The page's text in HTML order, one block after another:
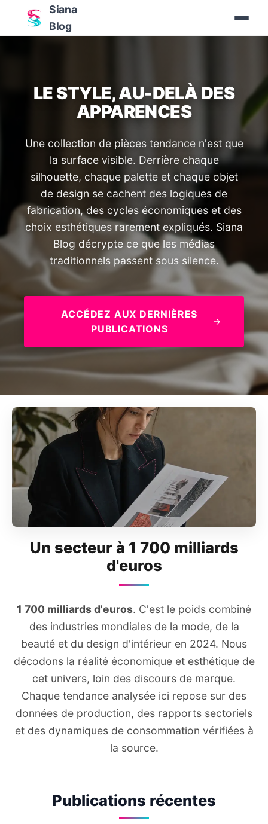
Siana
Blog
LE STYLE, AU-DELÀ DES
APPARENCES
Une collection de pièces tendance n'est que
la surface visible. Derrière chaque
silhouette, chaque palette et chaque objet
de design se cachent des logiques de
fabrication, des cycles économiques et des
choix esthétiques rarement expliqués. Siana
Blog décrypte ce que les médias
traditionnels passent sous silence.
ACCÉDEZ AUX DERNIÈRES
PUBLICATIONS
Un secteur à 1 700 milliards
d'euros
1 700 milliards d'euros. C'est le poids combiné
des industries mondiales de la mode, de la
beauté et du design d'intérieur en 2024. Nous
décodons la réalité économique et esthétique de
cet univers, loin des discours de marque.
Chaque tendance analysée ici repose sur des
données de production, des rapports sectoriels
et des dynamiques de consommation vérifiées à
la source.
Publications récentes